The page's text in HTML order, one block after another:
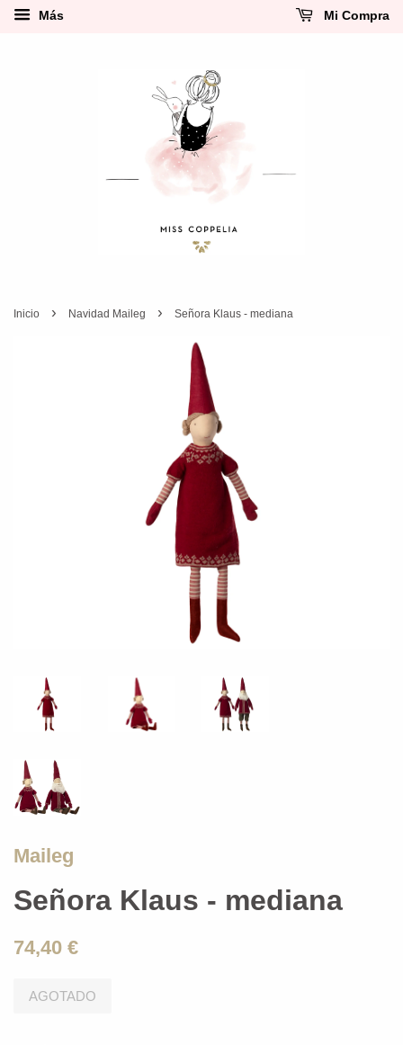
Más Mi Compra
Inicio › Navidad Maileg › Señora Klaus - mediana
Maileg
Señora Klaus - mediana
74,40 €
AGOTADO